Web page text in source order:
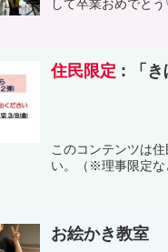
して卒業おめでと
住民限定 : 「き
い ☆
参加のお願い
このコンテンツは
い。（※理事限定な
お絵かき教室